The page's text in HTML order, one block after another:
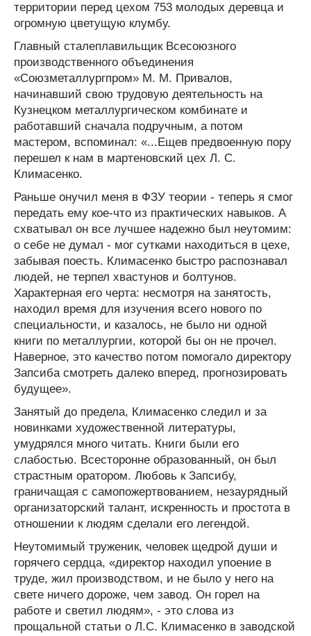
территории перед цехом 753 молодых деревца и
огромную цветущую клумбу.
Главный сталеплавильщик Всесоюзного
производственного объединения
«Союзметаллургпром» М. М. Привалов,
начинавший свою трудовую деятельность на
Кузнецком металлургическом комбинате и
работавший сначала подручным, а потом
мастером, вспоминал: «...Ещев предвоенную пору
перешел к нам в мартеновский цех Л. С.
Климасенко.
Раньше онучил меня в ФЗУ теории - теперь я смог
передать ему кое-что из практических навыков. А
схватывал он все лучшее надежно был неутомим:
о себе не думал - мог сутками находиться в цехе,
забывая поесть. Климасенко быстро распознавал
людей, не терпел хвастунов и болтунов.
Характерная его черта: несмотря на занятость,
находил время для изучения всего нового по
специальности, и казалось, не было ни одной
книги по металлургии, которой бы он не прочел.
Наверное, это качество потом помогало директору
Запсиба смотреть далеко вперед, прогнозировать
будущее».
Занятый до предела, Климасенко следил и за
новинками художественной литературы,
умудрялся много читать. Книги были его
слабостью. Всесторонне образованный, он был
страстным оратором. Любовь к Запсибу,
граничащая с самопожертвованием, незаурядный
организаторский талант, искренность и простота в
отношении к людям сделали его легендой.
Неутомимый труженик, человек щедрой души и
горячего сердца, «директор находил упоение в
труде, жил производством, и не было у него на
свете ничего дороже, чем завод. Он горел на
работе и светил людям», - это слова из
прощальной статьи о Л.С. Климасенко в заводской